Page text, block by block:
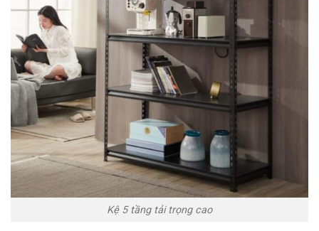
Kệ 5 tầng tải trọng cao